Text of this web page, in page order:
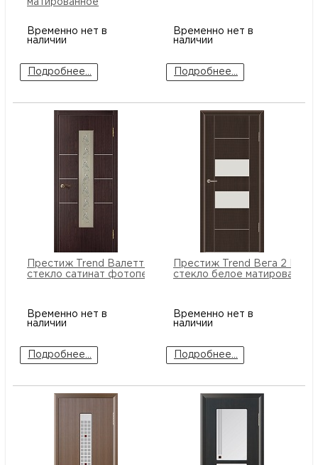
матированное
Временно нет в
наличии
Подробнее...
Временно нет в
наличии
Подробнее...
Престиж Trend Валетта ПО
стекло сатинат фотопечать
Временно нет в
наличии
Подробнее...
Престиж Trend Вега 2 ПО
стекло белое матированное
Временно нет в
наличии
Подробнее...